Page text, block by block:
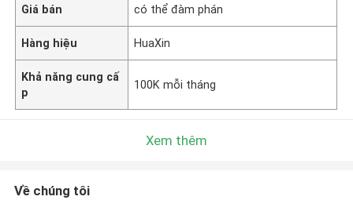
Giá bán có thể đàm phán
Hàng hiệu HuaXin
Khả năng cung cấ
p
100K mỗi tháng
Xem thêm
Về chúng tôi